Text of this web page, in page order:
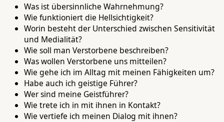
Was ist übersinnliche Wahrnehmung?
Wie funktioniert die Hellsichtigkeit?
Worin besteht der Unterschied zwischen Sensitivität
und Medialität?
Wie soll man Verstorbene beschreiben?
Was wollen Verstorbene uns mitteilen?
Wie gehe ich im Alltag mit meinen Fähigkeiten um?
Habe auch ich geistige Führer?
Wer sind meine Geistführer?
Wie trete ich in mit ihnen in Kontakt?
Wie vertiefe ich meinen Dialog mit ihnen?